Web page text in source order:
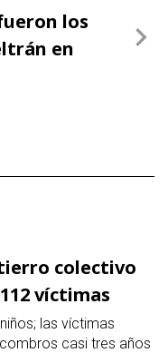
los
en
colectivo
víctimas
las víctimas
casi tres años